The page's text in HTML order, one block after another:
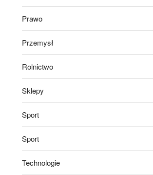
Prawo
Przemysł
Rolnictwo
Sklepy
Sport
Sport
Technologie